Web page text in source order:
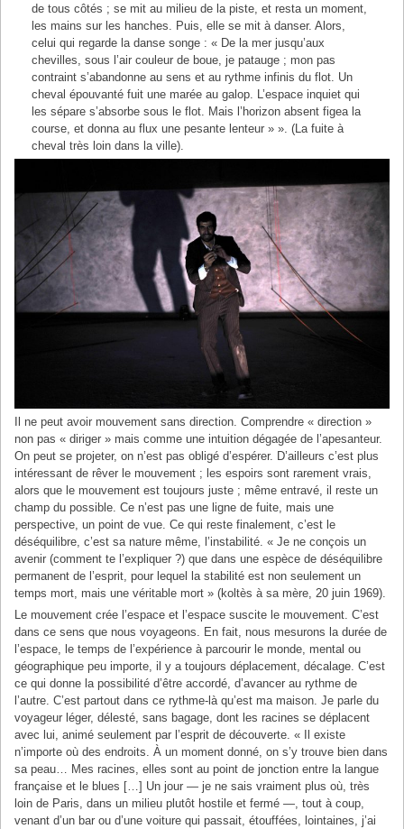
de tous côtés ; se mit au milieu de la piste, et resta un moment,
les mains sur les hanches. Puis, elle se mit à danser. Alors,
celui qui regarde la danse songe : « De la mer jusqu’aux
chevilles, sous l’air couleur de boue, je patauge ; mon pas
contraint s’abandonne au sens et au rythme infinis du flot. Un
cheval épouvanté fuit une marée au galop. L’espace inquiet qui
les sépare s’absorbe sous le flot. Mais l’horizon absent figea la
course, et donna au flux une pesante lenteur » ». (La fuite à
cheval très loin dans la ville).
Il ne peut avoir mouvement sans direction. Comprendre « direction »
non pas « diriger » mais comme une intuition dégagée de l’apesanteur.
On peut se projeter, on n’est pas obligé d’espérer. D’ailleurs c’est plus
intéressant de rêver le mouvement ; les espoirs sont rarement vrais,
alors que le mouvement est toujours juste ; même entravé, il reste un
champ du possible. Ce n’est pas une ligne de fuite, mais une
perspective, un point de vue. Ce qui reste finalement, c’est le
déséquilibre, c’est sa nature même, l’instabilité. « Je ne conçois un
avenir (comment te l’expliquer ?) que dans une espèce de déséquilibre
permanent de l’esprit, pour lequel la stabilité est non seulement un
temps mort, mais une véritable mort » (koltès à sa mère, 20 juin 1969).
Le mouvement crée l’espace et l’espace suscite le mouvement. C’est
dans ce sens que nous voyageons. En fait, nous mesurons la durée de
l’espace, le temps de l’expérience à parcourir le monde, mental ou
géographique peu importe, il y a toujours déplacement, décalage. C’est
ce qui donne la possibilité d’être accordé, d’avancer au rythme de
l’autre. C’est partout dans ce rythme-là qu’est ma maison. Je parle du
voyageur léger, délesté, sans bagage, dont les racines se déplacent
avec lui, animé seulement par l’esprit de découverte. « Il existe
n’importe où des endroits. À un moment donné, on s’y trouve bien dans
sa peau… Mes racines, elles sont au point de jonction entre la langue
française et le blues […] Un jour — je ne sais vraiment plus où, très
loin de Paris, dans un milieu plutôt hostile et fermé —, tout à coup,
venant d’un bar ou d’une voiture qui passait, étouffées, lointaines, j’ai